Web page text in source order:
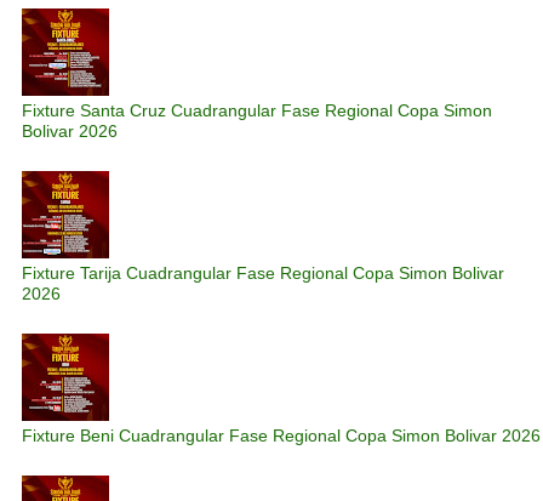
Fixture Santa Cruz Cuadrangular Fase Regional Copa Simon
Bolivar 2026
Fixture Tarija Cuadrangular Fase Regional Copa Simon Bolivar
2026
Fixture Beni Cuadrangular Fase Regional Copa Simon Bolivar 2026